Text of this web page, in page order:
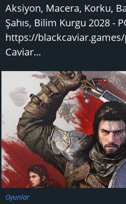
Aksiyon, Macera, Korku,
Şahıs, Bilim Kurgu 2028 -
https://
Caviar...
Oyunlar